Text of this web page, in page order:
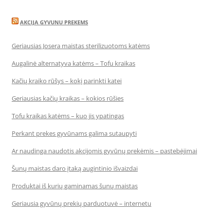
AKCIJA GYVUNU PREKEMS
Geriausias Josera maistas sterilizuotoms katėms
Augalinė alternatyva katėms – Tofu kraikas
Kačių kraiko rūšys – kokį parinkti katei
Geriausias kačių kraikas – kokios rūšies
Tofu kraikas katėms – kuo jis ypatingas
Perkant prekes gyvūnams galima sutaupyti
Ar naudinga naudotis akcijomis gyvūnų prekėmis – pastebėjimai
Šunų maistas daro įtaką augintinio išvaizdai
Produktai iš kurių gaminamas šunų maistas
Geriausia gyvūnų prekių parduotuvė – internetu